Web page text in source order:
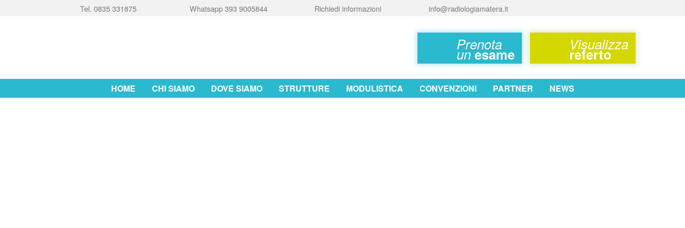
Tel. 0835 331875 Whatsapp 393 9005844 Richiedi informazioni info@radiologiamatera.it
Visualizza
referto
Prenota
unesame
HOME CHI SIAMO DOVE SIAMO STRUTTURE MODULISTICA CONVENZIONI PARTNER NEWS